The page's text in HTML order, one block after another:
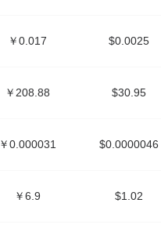
￥0.017 $0.0025
￥208.88 $30.95
￥0.000031 $0.0000046
￥6.9 $1.02